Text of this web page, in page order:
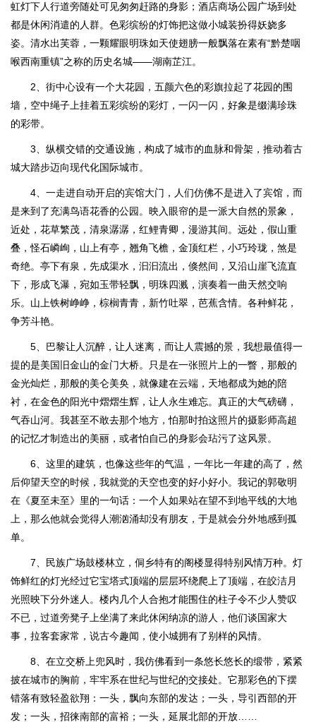
虹灯下人行道旁随处可见匆匆赶路的身影；酒店商场公园广场到处
都是休闲消遣的人群。色彩缤纷的灯饰把这做小城装扮得妖娆多
姿。清水出芙蓉，一颗耀眼明珠如天使翅膀一般飘落在素有“黔楚咽
喉西南重镇”之称的历史名城——湖南芷江。
2、街中心设有一个大花园，五颜六色的彩旗拉起了花园的围
墙，空中绳子上挂着五彩缤纷的彩灯，一闪一闪，好象是缀满珍珠
的彩带。
3、纵横交错的交通设施，构成了城市的血脉和骨架，推动着古
城大踏步迈向现代化国际城市。
4、一走进自动开启的宾馆大门，人们仿佛不是进入了宾馆，而
是来到了充满鸟语花香的公园。映入眼帘的是一派大自然的景象，
近处，花草繁茂，清泉潺潺，红鲤青卿，漫游其间。远处，假山重
叠，怪石嶙峋，山上有亭，翘角飞檐，金顶红栏，小巧玲珑，煞是
奇绝。亭下有泉，先成渠水，汩汩流出，倏然间，又沿山崖飞流直
下，形成飞瀑，宛如玉带轻飘，明珠四溅，演奏着一曲天然交响
乐。山上铁树峥峥，棕榈青青，新竹吐翠，芭蕉含情。各种鲜花，
争芳斗艳。
5、巴黎让人沉醉，让人迷离，而让人震撼的景，我想最值得一
提的是美国旧金山的金门大桥。只是在一张照片上的一瞥，那般的
金光灿烂，那般的美仑美奂，就像建在云端，天地都成为她的陪
衬，在金色的阳光中熠熠生辉，让人永生难忘。真正的大气磅礴，
气吞山河。我甚至不敢去那个地方，怕那时拍这照片的摄影师高超
的记忆才制造出的美丽，或者怕自己的身影会玷污了这风景。
6、这里的建筑，也像这些年的气温，一年比一年建的高了，然
后仰望天空的时候，我就觉的天空也变的好小好小。我记的郭敬明
在《夏至未至》里的一句话：一个人如果站在望不到地平线的大地
上，那么他就会觉得人潮汹涌却没有朋友，于是就会分外地感到孤
单。
7、民族广场鼓楼林立，侗乡特有的阁楼显得特别风情万种。灯
饰鲜红的灯光经过它宝塔式顶端的层层环绕爬上了顶端，在皎洁月
光照映下分外迷人。楼内几个人合抱才能围住的柱子令不少人赞叹
不已，过道旁凳子上坐满了来此休闲纳凉的游人，他们谈国家大
事，拉客套家常，说古今趣闻，使小城拥有了别样的风情。
8、在立交桥上兜风时，我仿佛看到一条悠长悠长的缎带，紧紧
披在城市的胸前，牢牢系在世纪与世纪的交接处。它那彩色的下摆
错落有致轻盈欲翔：一头，飘向东部的发达；一头，导引西部的开
发；一头，招徕南部的富裕；一头，延展北部的开放……